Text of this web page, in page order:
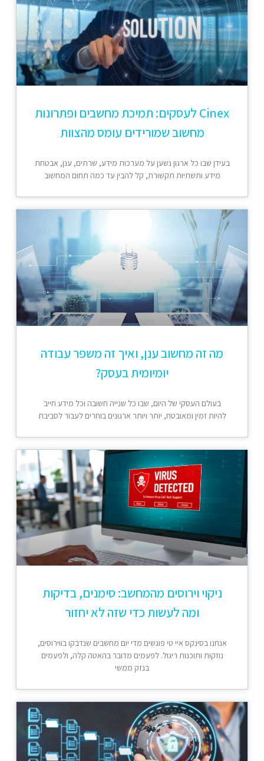
Cinex לעסקים: תמיכת מחשבים ופתרונות
מחשוב שמורידים עומס מהצוות
בעידן שבו כל ארגון נשען על מערכות מידע, שרתים, ענן, אבטחת
מידע ותשתיות תקשורת, קל להבין עד כמה תחום המחשוב
מה זה מחשוב ענן, ואיך זה משפר עבודה
יומיומית בעסק?
בעולם העסקי של היום, שבו כל שנייה חשובה וכל מידע חייב
להיות זמין ומאובטח, יותר ויותר ארגונים בוחרים לעבור לסביבת
ניקוי וירוסים מהמחשב: סימנים, בדיקות
ומה לעשות כדי שזה לא יחזור
אנחנו בסינקס איי טי פוגשים מדי יום מחשבים שנדבקו בווירוסים,
נוזקות ותוכנות ריגול. לפעמים מדובר בהאטה קלה, ולפעמים
בנזק ממשי